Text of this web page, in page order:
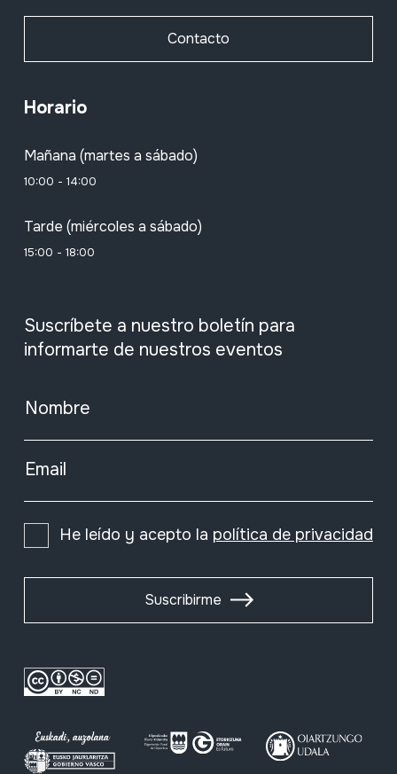
Contacto
Horario
Mañana (martes a sábado)
10:00 - 14:00
Tarde (miércoles a sábado)
15:00 - 18:00
Suscríbete a nuestro boletín para
informarte de nuestros eventos
Nombre
Email
He leído y acepto la política de privacidad
Suscribirme